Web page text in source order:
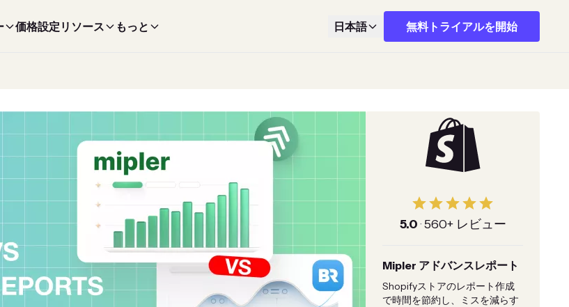
価格設定 リソース もっと 日本語 無料トライアルを開始
5.0 · 560+ レビュー
Mipler アドバンスレポート
Shopifyストアのレポート作成
で時間を節約し、ミスを減らす